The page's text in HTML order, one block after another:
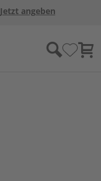
Jetzt angeben